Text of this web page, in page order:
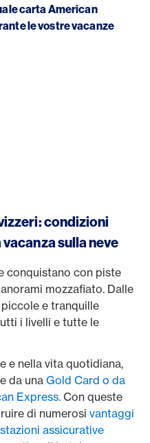
carta American
le vostre vacanze
condizioni
sulla neve
conquistano con piste
mozzafiato. Dalle
e tranquille
i livelli e tutte le
e nella vita quotidiana,
da una Gold Card o da
Express. Con queste
di numerosi vantaggi
assicurative